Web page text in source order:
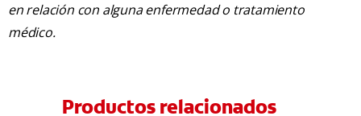
en relación con alguna enfermedad o tratamiento
médico.
Productos relacionados